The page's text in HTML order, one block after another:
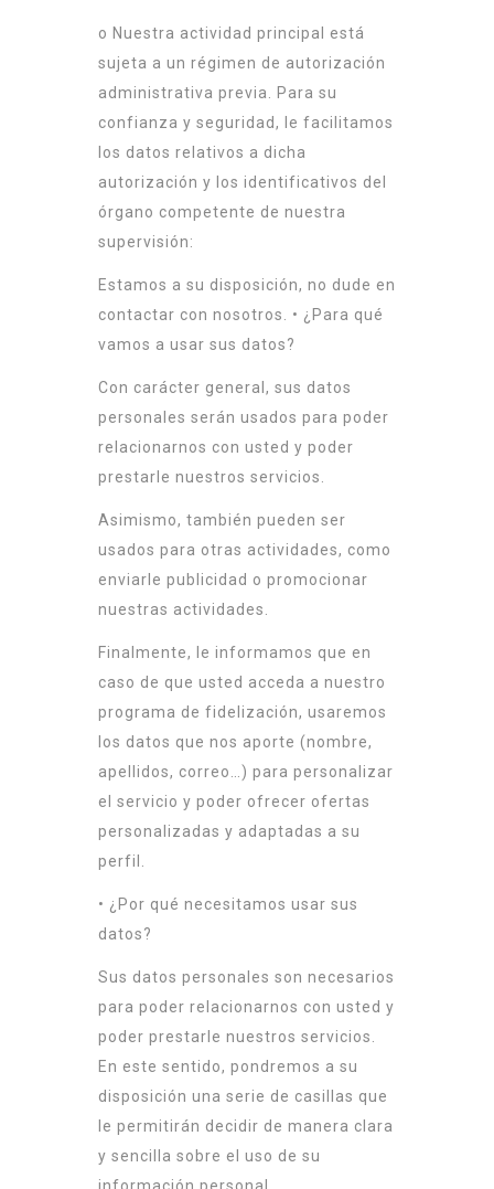
o Nuestra actividad principal está
sujeta a un régimen de autorización
administrativa previa. Para su
confianza y seguridad, le facilitamos
los datos relativos a dicha
autorización y los identificativos del
órgano competente de nuestra
supervisión:
Estamos a su disposición, no dude en
contactar con nosotros. • ¿Para qué
vamos a usar sus datos?
Con carácter general, sus datos
personales serán usados para poder
relacionarnos con usted y poder
prestarle nuestros servicios.
Asimismo, también pueden ser
usados para otras actividades, como
enviarle publicidad o promocionar
nuestras actividades.
Finalmente, le informamos que en
caso de que usted acceda a nuestro
programa de fidelización, usaremos
los datos que nos aporte (nombre,
apellidos, correo…) para personalizar
el servicio y poder ofrecer ofertas
personalizadas y adaptadas a su
perfil.
• ¿Por qué necesitamos usar sus
datos?
Sus datos personales son necesarios
para poder relacionarnos con usted y
poder prestarle nuestros servicios.
En este sentido, pondremos a su
disposición una serie de casillas que
le permitirán decidir de manera clara
y sencilla sobre el uso de su